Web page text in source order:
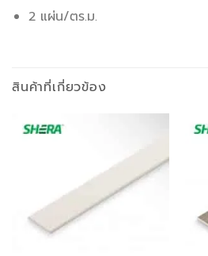
2 แผ่น/ตร.ม.
สินค้าที่เกี่ยวข้อง